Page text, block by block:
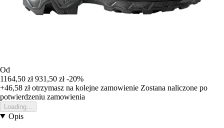
Od
1164,50 zł 931,50 zł -20%
+46,58 złotrzymasz na kolejne zamowienie Zostana naliczone po
potwierdzeniu zamowienia
Loading...
Opis